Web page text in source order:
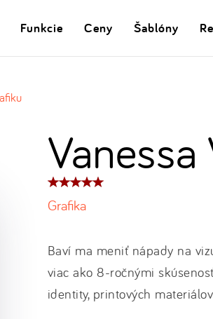
Funkcie Ceny Šablóny
Hodnotenie
produktu:
Grafika
Baví ma meniť nápady na
viac ako 8-ročnými
identity, printových